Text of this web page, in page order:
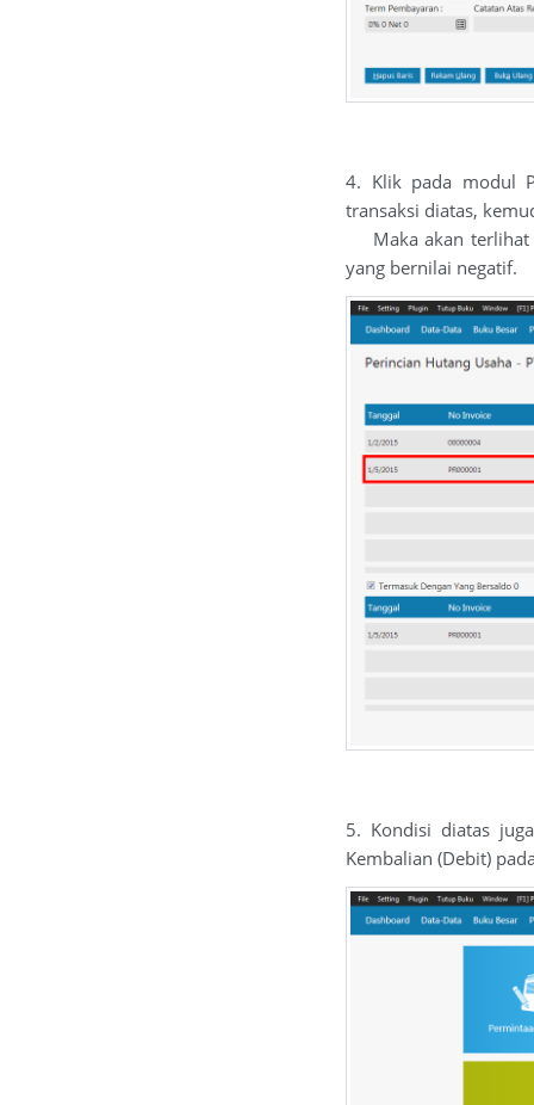
4. Klik pada modul
transaksi diatas,
Maka akan terlihat
yang bernilai negatif.
5. Kondisi diatas
Kembalian (Debit)